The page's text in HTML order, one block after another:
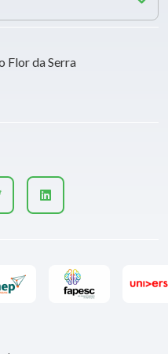
Flor da Serra